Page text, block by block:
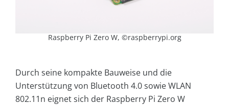
Raspberry Pi Zero W, ©raspberrypi.org
Durch seine kompakte Bauweise und die
Unterstützung von Bluetooth 4.0 sowie WLAN
802.11n eignet sich der Raspberry Pi Zero W